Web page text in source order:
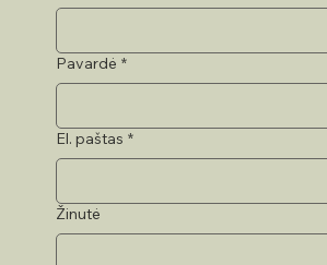
Pavardė *
El. paštas *
Žinutė